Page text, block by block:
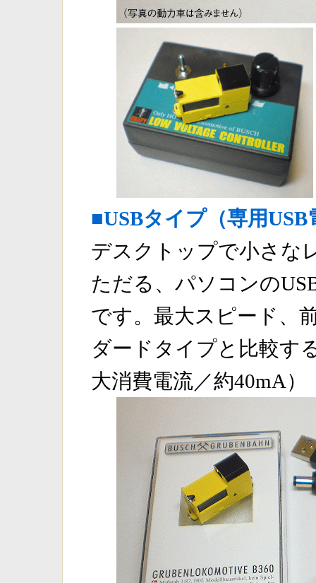
■USBタイプ（専用
デスクトップで小さな
ただる、パソコンの
です。最大スピード、
ダードタイプと比較す
大消費電流／約40mA）